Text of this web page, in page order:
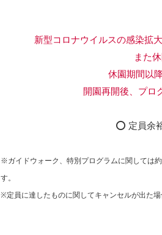
新型コロナウイルスの感染拡
また休園期
休園期間以降のプ
開園再開後、プログラ
⭕ 定員余裕
※ガイドウォーク、特別プログラムに関しては
す。
※定員に達したものに関してキャンセルが出た